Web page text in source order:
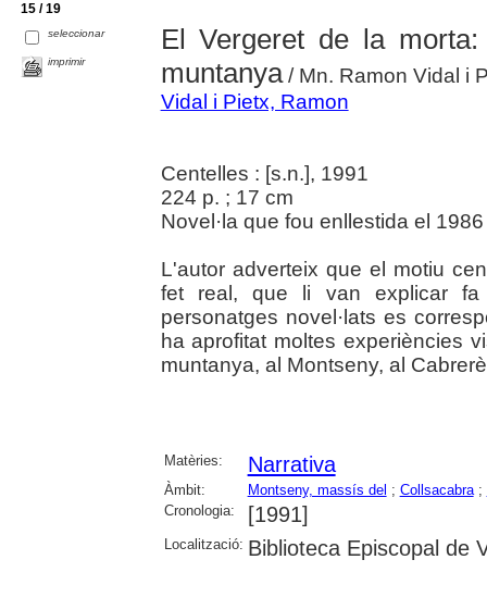
15 / 19
seleccionar
imprimir
El Vergeret de la
muntanya/ Mn. Ramon Vidal i
Vidal i Pietx, Ramon
Centelles : [s.n.], 1991
224 p. ; 17 cm
Novel·la que fou enllestida el
L'autor adverteix que el motiu
fet real, que li van explicar
personatges novel·lats es
ha aprofitat moltes experiències
muntanya, al Montseny, al
Matèries: Narrativa
Àmbit: Montseny, massís del ; Collsacabra;
Cronologia:
[1991]
Localització: Biblioteca Episcopal de